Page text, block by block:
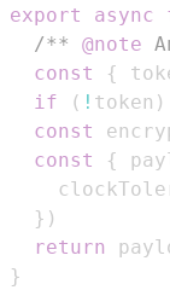
export
async
/** @note
const
{
if
( ! token )
const
const
{
} )
return
}